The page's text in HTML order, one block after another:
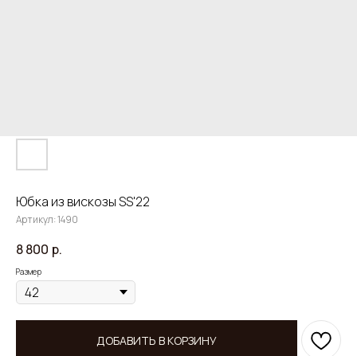
Юбка из вискозы SS'22
Артикул:1490
8 800 р.
Размер
ДОБАВИТЬ В КОРЗИНУ